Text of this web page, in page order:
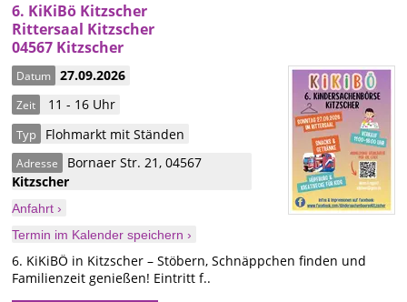
6. KiKiBö Kitzscher
Rittersaal Kitzscher
04567 Kitzscher
Datum 27.09.2026
Zeit 11 - 16 Uhr
Typ Flohmarkt mit Ständen
Adresse Bornaer Str. 21,04567
Kitzscher
Anfahrt ›
Termin im Kalender speichern ›
6. KiKiBÖ in Kitzscher – Stöbern, Schnäppchen finden und
Familienzeit genießen! Eintritt f..